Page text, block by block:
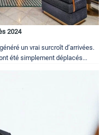
2024
un vrai surcroît d’arrivées.
été simplement déplacés...